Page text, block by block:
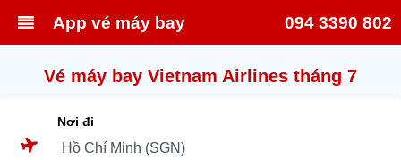
App vé máy bay 094 3390 802
Vé máy bay Vietnam Airlines tháng 7
Nơi đi